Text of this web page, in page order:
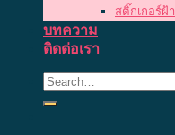
สติ๊กเกอร์ฝ้า
บทความ
ติดต่อเรา